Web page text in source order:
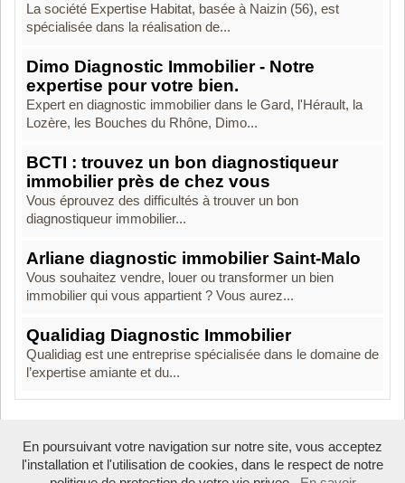
La société Expertise Habitat, basée à Naizin (56), est
spécialisée dans la réalisation de...
Dimo Diagnostic Immobilier - Notre
expertise pour votre bien.
Expert en diagnostic immobilier dans le Gard, l'Hérault, la
Lozère, les Bouches du Rhône, Dimo...
BCTI : trouvez un bon diagnostiqueur
immobilier près de chez vous
Vous éprouvez des difficultés à trouver un bon
diagnostiqueur immobilier...
Arliane diagnostic immobilier Saint-Malo
Vous souhaitez vendre, louer ou transformer un bien
immobilier qui vous appartient ? Vous aurez...
Qualidiag Diagnostic Immobilier
Qualidiag est une entreprise spécialisée dans le domaine de
l’expertise amiante et du...
Boosté par Arfooo 2.02 - © 2007 - 2026
En poursuivant votre navigation sur notre site, vous acceptez
l'installation et l'utilisation de cookies, dans le respect de notre